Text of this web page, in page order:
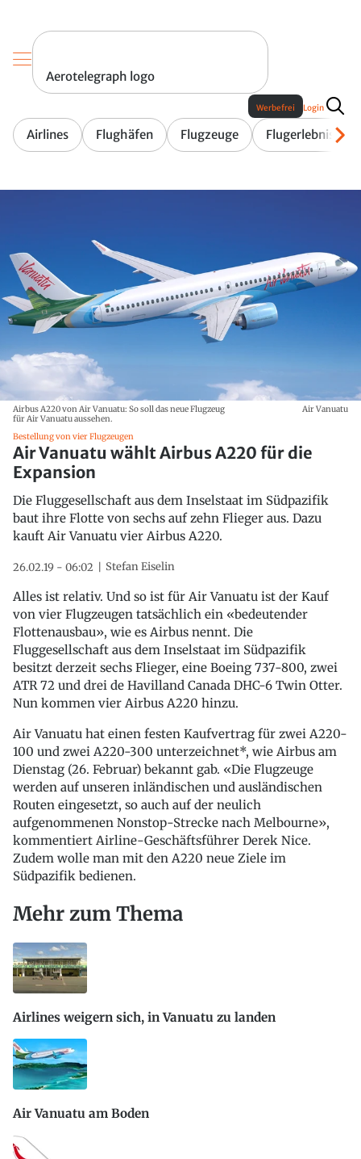
Aerotelegraph logo
Airlines Flughäfen Flugzeuge Flugerlebnis
Werbefrei Login
Airbus A220 von Air Vanuatu: So soll das neue Flugzeug
für Air Vanuatu aussehen.
Air Vanuatu
Bestellung von vier Flugzeugen
Air Vanuatu wählt Airbus A220 für die
Expansion
Die Fluggesellschaft aus dem Inselstaat im Südpazifik
baut ihre Flotte von sechs auf zehn Flieger aus. Dazu
kauft Air Vanuatu vier Airbus A220.
26.02.19 - 06:02 Stefan Eiselin
Alles ist relativ. Und so ist für Air Vanuatu ist der Kauf
von vier Flugzeugen tatsächlich ein «bedeutender
Flottenausbau», wie es Airbus nennt. Die
Fluggesellschaft aus dem Inselstaat im Südpazifik
besitzt derzeit sechs Flieger, eine Boeing 737-800, zwei
ATR 72 und drei de Havilland Canada DHC-6 Twin Otter.
Nun kommen vier Airbus A220 hinzu.
Air Vanuatu hat einen festen Kaufvertrag für zwei A220-
100 und zwei A220-300 unterzeichnet*, wie Airbus am
Dienstag (26. Februar) bekannt gab. «Die Flugzeuge
werden auf unseren inländischen und ausländischen
Routen eingesetzt, so auch auf der neulich
aufgenommenen Nonstop-Strecke nach Melbourne»,
kommentiert Airline-Geschäftsführer Derek Nice.
Zudem wolle man mit den A220 neue Ziele im
Südpazifik bedienen.
Mehr zum Thema
Airlines weigern sich, in Vanuatu zu landen
Air Vanuatu am Boden